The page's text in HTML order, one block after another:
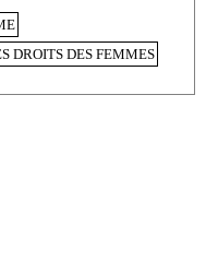
DROITS DES FEMMES